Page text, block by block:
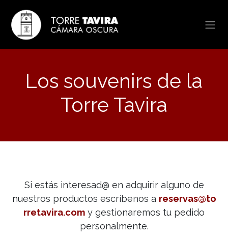
Los souvenirs de la
Torre Tavira
Si estás interesad@ en adquirir alguno de
nuestros productos escríbenos a reservas@to​
rretavira.com y gestionaremos tu pedido
personalmente.